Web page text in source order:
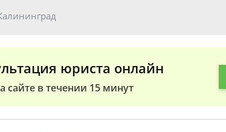
юриста онлайн
сайте в течении 15 минут